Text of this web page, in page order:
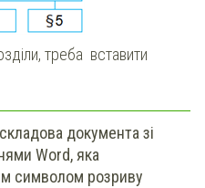
треба вставити
документа зі
Word, яка
символом розриву